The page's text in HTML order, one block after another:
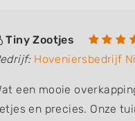
Tiny Zootjes
Hoveniersbedrijf
een mooie
en precies. Onze